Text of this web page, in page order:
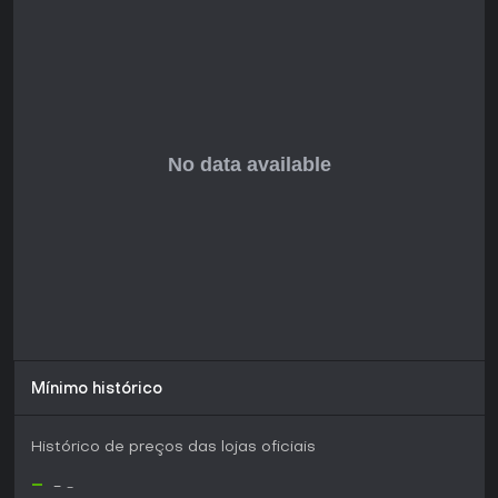
atualizações do desenvolvedor para mais detalhes sobre
Mínimo histórico
Histórico de preços das lojas oficiais
- - -